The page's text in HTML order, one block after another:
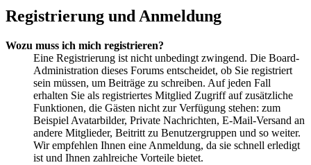
Registrierung und Anmeldung
Wozu muss ich mich registrieren?
Eine Registrierung ist nicht unbedingt zwingend. Die Board-
Administration dieses Forums entscheidet, ob Sie registriert
sein müssen, um Beiträge zu schreiben. Auf jeden Fall
erhalten Sie als registriertes Mitglied Zugriff auf zusätzliche
Funktionen, die Gästen nicht zur Verfügung stehen: zum
Beispiel Avatarbilder, Private Nachrichten, E-Mail-Versand an
andere Mitglieder, Beitritt zu Benutzergruppen und so weiter.
Wir empfehlen Ihnen eine Anmeldung, da sie schnell erledigt
ist und Ihnen zahlreiche Vorteile bietet.